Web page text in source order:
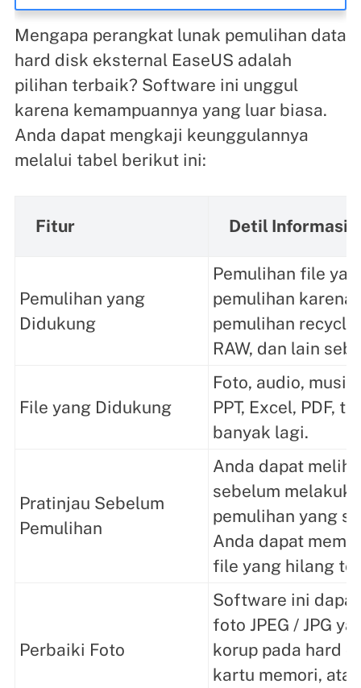
Mengapa perangkat lunak pemulihan data
hard disk eksternal EaseUS adalah
pilihan terbaik? Software ini unggul
karena kemampuannya yang luar biasa.
Anda dapat mengkaji keunggulannya
melalui tabel berikut ini:
Fitur Detil Informasi
Pemulihan yang
Didukung
Pemulihan file
pemulihan karena
pemulihan
RAW, dan lain
File yang Didukung
Foto, audio,
PPT, Excel, PDF,
banyak lagi.
Pratinjau Sebelum
Pemulihan
Anda dapat
sebelum
pemulihan yang
Anda dapat
file yang hilang
Perbaiki Foto
Software ini
foto JPEG / JPG
korup pada hard
kartu memori,